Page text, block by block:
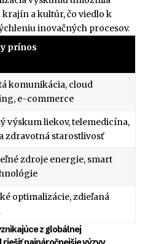
a kultúr, čo viedlo k
inovačných procesov.
prínos
komunikácia, cloud
e-commerce
výskum liekov, telemedicína,
zdravotná starostlivosť
zdroje energie, smart
optimalizácie, zdieľaná
z globálnej